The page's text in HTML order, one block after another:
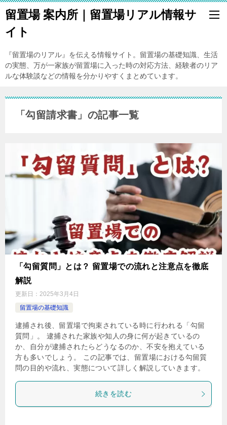
留置場 案内所｜留置場リアル情報サ
イト
『留置場のリアル』を伝える情報サイト。留置場の基礎知識、生活
の実態、万が一家族が留置場に入った時の対応方法、経験者のリア
ルな体験談などの情報を分かりやすくまとめています。
「勾留請求書」の記事一覧
「勾留質問」とは？ 留置場での流れと注意点を徹底
解説
更新日： 2025年3月4日
留置場の基礎知識
逮捕され後、留置場で拘束されている時に行われる「勾留
質問」。 逮捕された家族や知人の身に何が起きているの
か、自分が逮捕されたらどうなるのか、不安を抱えている
方も多いでしょう。 この記事では、留置場における勾留質
問の目的や流れ、実態について詳しく解説していきます。
続きを読む